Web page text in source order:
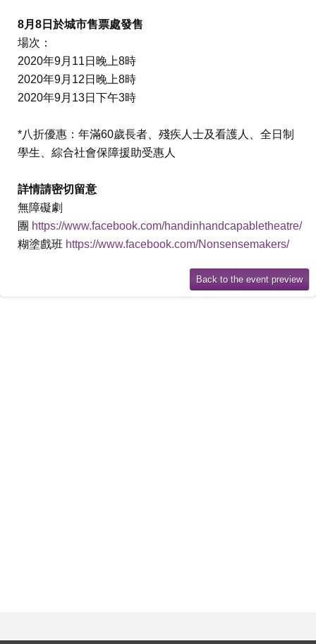
8月8日於城市售票處發售
場次：
2020年9月11日晚上8時
2020年9月12日晚上8時
2020年9月13日下午3時
*八折優惠：年滿60歲長者、殘疾人士及看護人、全日制
學生、綜合社會保障援助受惠人
詳情請密切留意
無障礙劇
團 https://www.facebook.com/handinhandcapabletheatre/
糊塗戲班 https://www.facebook.com/Nonsensemakers/